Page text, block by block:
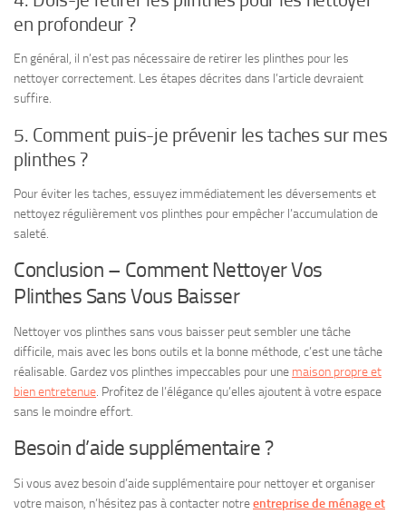
en profondeur ?
En général, il n’est pas nécessaire de retirer les plinthes pour les
nettoyer correctement. Les étapes décrites dans l’article devraient
suffire.
5. Comment puis-je prévenir les taches sur mes
plinthes ?
Pour éviter les taches, essuyez immédiatement les déversements et
nettoyez régulièrement vos plinthes pour empêcher l’accumulation de
saleté.
Conclusion – Comment Nettoyer Vos
Plinthes Sans Vous Baisser
Nettoyer vos plinthes sans vous baisser peut sembler une tâche
difficile, mais avec les bons outils et la bonne méthode, c’est une tâche
réalisable. Gardez vos plinthes impeccables pour une maison propre et
bien entretenue. Profitez de l’élégance qu’elles ajoutent à votre espace
sans le moindre effort.
Besoin d’aide supplémentaire ?
Si vous avez besoin d’aide supplémentaire pour nettoyer et organiser
votre maison, n’hésitez pas à contacter notreentreprise de ménage et